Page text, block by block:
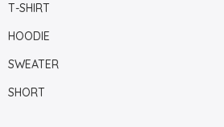
T-SHIRT
HOODIE
SWEATER
SHORT